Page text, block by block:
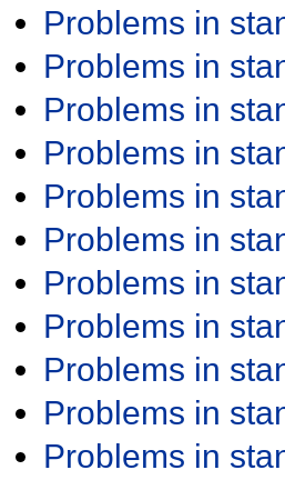
Problems in
Problems in
Problems in
Problems in
Problems in
Problems in
Problems in
Problems in
Problems in
Problems in
Problems in